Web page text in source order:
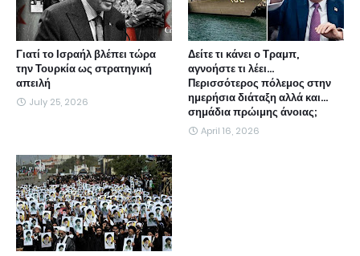
Γιατί το Ισραήλ βλέπει τώρα
την Τουρκία ως στρατηγική
απειλή
July 25, 2026
Δείτε τι κάνει ο Τραμπ,
αγνοήστε τι λέει...
Περισσότερος πόλεμος στην
ημερήσια διάταξη αλλά και...
σημάδια πρώιμης άνοιας;
April 16, 2026